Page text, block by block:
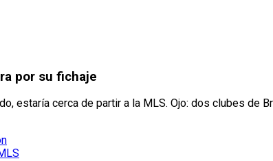
por su fichaje
estaría cerca de partir a la MLS. Ojo: dos clubes de